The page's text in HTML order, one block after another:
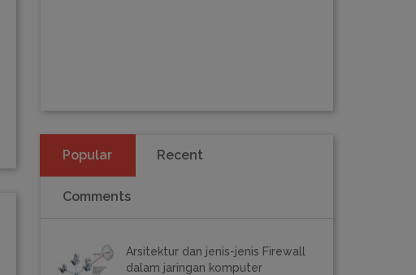
Popular Recent
Comments
Arsitektur dan jenis-jenis Firewall
dalam jaringan komputer